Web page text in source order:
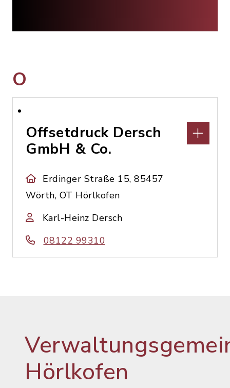
O
Offsetdruck Dersch
GmbH & Co.
Erdinger Straße 15, 85457
Wörth, OT Hörlkofen
Karl-Heinz Dersch
08122 99310
Hörlkofen